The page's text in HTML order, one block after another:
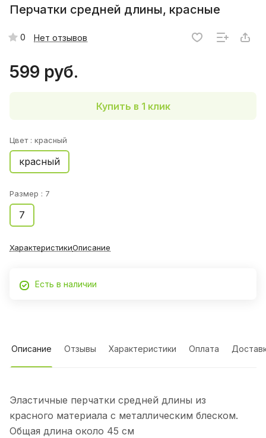
Перчатки средней длины, красные
0 Нет отзывов
599 руб.
Купить в 1 клик
Цвет : красный
красный
Размер : 7
7
ХарактеристикиОписание
Есть в наличии
Описание Отзывы Характеристики Оплата
Эластичные перчатки средней длины из
красного материала с металлическим блеском.
Общая длина около 45 см